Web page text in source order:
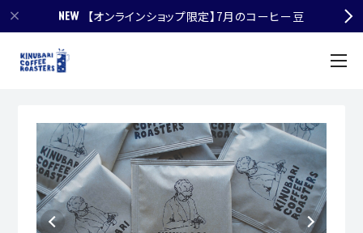
【オンラインショップ限定】7月のコーヒー豆